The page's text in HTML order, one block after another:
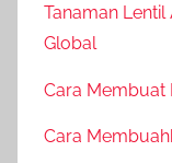
Tanaman Lentil
Global
Cara Membuat
Cara